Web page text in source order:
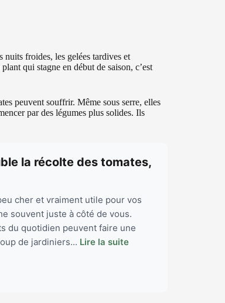
froides, les gelées tardives et
qui stagne en début de saison, c’est
peuvent souffrir. Même sous serre, elles
par des légumes plus solides. Ils
la récolte des tomates,
cher et vraiment utile pour vos
souvent juste à côté de vous.
du quotidien peuvent faire une
de jardiniers... Lire la suite